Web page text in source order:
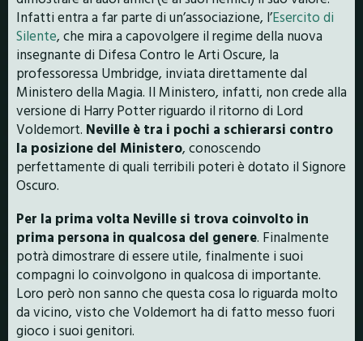
Infatti entra a far parte di un’associazione, l’Esercito di
Silente, che mira a capovolgere il regime della nuova
insegnante di Difesa Contro le Arti Oscure, la
professoressa Umbridge, inviata direttamente dal
Ministero della Magia. Il Ministero, infatti, non crede alla
versione di Harry Potter riguardo il ritorno di Lord
Voldemort. Neville è tra i pochi a schierarsi contro
la posizione del Ministero, conoscendo
perfettamente di quali terribili poteri è dotato il Signore
Oscuro.
Per la prima volta Neville si trova coinvolto in
prima persona in qualcosa del genere. Finalmente
potrà dimostrare di essere utile, finalmente i suoi
compagni lo coinvolgono in qualcosa di importante.
Loro però non sanno che questa cosa lo riguarda molto
da vicino, visto che Voldemort ha di fatto messo fuori
gioco i suoi genitori.